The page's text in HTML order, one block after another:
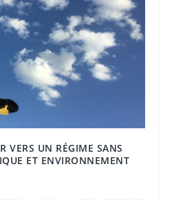
VERS UN RÉGIME SANS
ET ENVIRONNEMENT